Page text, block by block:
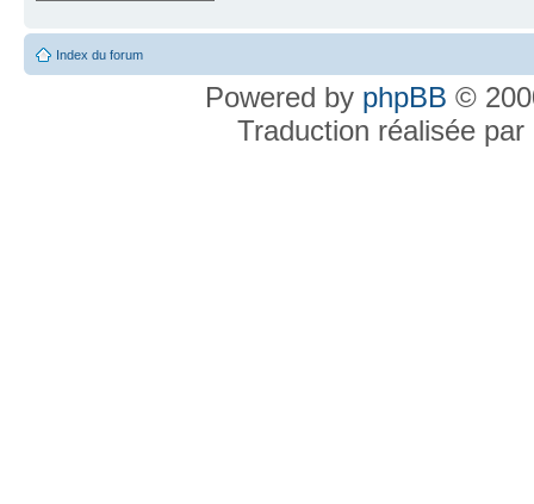
Index du forum
Powered by phpBB ©
Traduction réalisée par